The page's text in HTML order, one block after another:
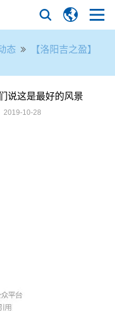
态
【洛阳吉之盈】
说这是最好的风景
2019-10-28